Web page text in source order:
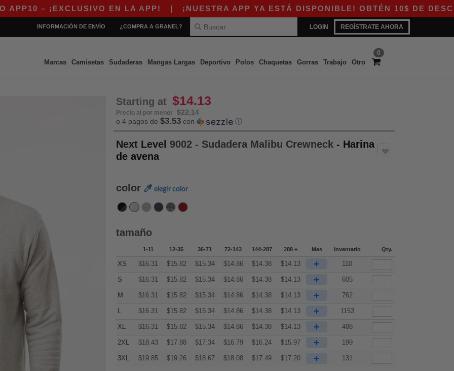
¡EXCLUSIVO EN LA APP! |¡NUESTRA APP YA ESTÁ DISPONIBLE! OBTÉN 10$ DE
LOGIN REGÍSTRATE AHORA
INFORMACIÓN DE ENVÍO ¿COMPRA A GRANEL?
0
Marcas Camisetas Sudaderas Mangas Largas Deportivo Polos Chaquetas Gorras Trabajo Otro
Starting at $14.13
Precio al por menor
$22,14
o 4 pagos de $3.53 con ⓘ
Next Level 9002 - Sudadera Malibu Crewneck - Harina
de avena
color elegir color
tamaño
1-11 12-35 36-71 72-143 144-287 288 + Mas Inventario Qty.
XS $16.31 $15.82 $15.34 $14.86 $14.38 $14.13 + 110
S $16.31 $15.82 $15.34 $14.86 $14.38 $14.13 + 605
M $16.31 $15.82 $15.34 $14.86 $14.38 $14.13 + 762
L $16.31 $15.82 $15.34 $14.86 $14.38 $14.13 + 1153
XL $16.31 $15.82 $15.34 $14.86 $14.38 $14.13 + 488
2XL $18.43 $17.88 $17.34 $16.79 $16.24 $15.97 + 199
3XL $19.85 $19.26 $18.67 $18.08 $17.49 $17.20 + 131